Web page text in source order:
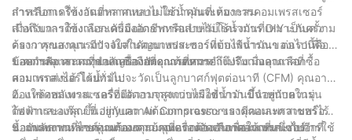
สำหรับการใช้งานที่หลากหลาย ไม่ว่าคุณจะต้องการคอมเพรสเซอร์
สำหรับการใช้งานระดับมืออาชีพหรือสำหรับโครงการ DIY เป็นครั้ง
คราว คุณสามารถวางใจในคอมเพรสเซอร์แบบไร้น้ำมันของเราเพื่อ
มอบกำลังและความน่าเชื่อถือที่คุณต้องการ
การเลือกเครื่องอัดอากาศแบบไม่ใช้น้ำมันที่เหมาะสม
เมื่อถึงเวลาต้องเลือกเครื่องอัดอากาศแบบไม่ใช้น้ำมันที่เหมาะกับความ
ต้องการของคุณ มีปัจจัยสำคัญบางประการที่ต้องพิจารณา ต่อไปนี้คือ
ข้อควรพิจารณาที่สำคัญบางประการที่ควรคำนึงถึงเมื่อคุณเลือกซื้อ
คอมเพรสเซอร์ไร้น้ำมัน:
1. ความจุ: ความจุของเครื่องอัดอากาศหมายถึงปริมาณอากาศที่
สามารถส่งได้ โดยทั่วไปจะวัดเป็นลูกบาศก์ฟุตต่อนาที (CFM) คุณอาจ
ต้องใช้คอมเพรสเซอร์ที่มีความจุสูงกว่าหรือต่ำกว่า ขึ้นอยู่กับความ
ต้องการของคุณ ที่ Jinyuan Air Compressor เรามีคอมเพรสเซอร์ไร้
น้ำมันหลากหลายรุ่นพร้อมความจุที่แตกต่างกันเพื่อให้เหมาะกับการใช้
2. แหล่งพลังงาน: เครื่องอัดอากาศแบบไม่ใช้น้ำมันมีจำหน่ายในรุ่น
ไฟฟ้าและแก๊ส ขึ้นอยู่กับความต้องการเฉพาะของคุณและความพร้อม
ของพลังงานที่ไซต์งานของคุณ คุณอาจต้องเลือกคอมเพรสเซอร์
3. การพกพา: หากคุณต้องการย้ายเครื่องอัดอากาศจากที่หนึ่งไปอีกที่